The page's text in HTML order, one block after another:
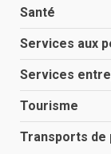
Santé
Services aux
Services
Tourisme
Transports de